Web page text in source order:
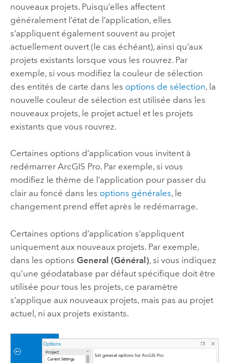
nouveaux projets. Puisqu’elles affectent
généralement l’état de l’application, elles
s’appliquent également souvent au projet
actuellement ouvert (le cas échéant), ainsi qu’aux
projets existants lorsque vous les rouvrez. Par
exemple, si vous modifiez la couleur de sélection
des entités de carte dans les options de sélection, la
nouvelle couleur de sélection est utilisée dans les
nouveaux projets, le projet actuel et les projets
existants que vous rouvrez.
Certaines options d’application vous invitent à
redémarrer ArcGIS Pro. Par exemple, si vous
modifiez le thème de l’application pour passer du
clair au foncé dans les options générales, le
changement prend effet après le redémarrage.
Certaines options d’application s’appliquent
uniquement aux nouveaux projets. Par exemple,
dans les options General (Général), si vous indiquez
qu’une géodatabase par défaut spécifique doit être
utilisée pour tous les projets, ce paramètre
s’applique aux nouveaux projets, mais pas au projet
actuel, ni aux projets existants.